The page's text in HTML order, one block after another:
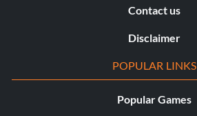
Contact us
Disclaimer
POPULAR LINKS
Popular Games